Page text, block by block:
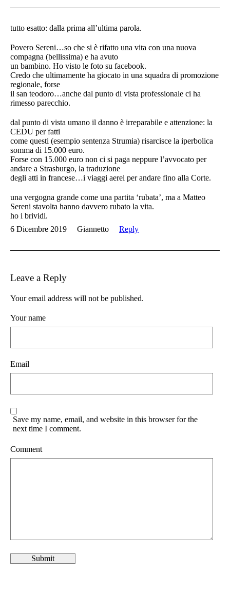
tutto esatto: dalla prima all’ultima parola.
Povero Sereni…so che si è rifatto una vita con una nuova
compagna (bellissima) e ha avuto
un bambino. Ho visto le foto su facebook.
Credo che ultimamente ha giocato in una squadra di promozione
regionale, forse
il san teodoro…anche dal punto di vista professionale ci ha
rimesso parecchio.
dal punto di vista umano il danno è irreparabile e attenzione: la
CEDU per fatti
come questi (esempio sentenza Strumia) risarcisce la iperbolica
somma di 15.000 euro.
Forse con 15.000 euro non ci si paga neppure l’avvocato per
andare a Strasburgo, la traduzione
degli atti in francese…i viaggi aerei per andare fino alla Corte.
una vergogna grande come una partita ‘rubata’, ma a Matteo
Sereni stavolta hanno davvero rubato la vita.
ho i brividi.
6 Dicembre 2019
Giannetto Reply
Leave a Reply
Your email address will not be published.
Your name
Email
Save my name, email, and website in this browser for the
next time I comment.
Comment